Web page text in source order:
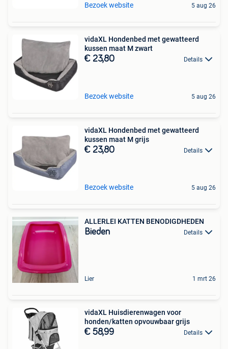
Bezoek website 5 aug 26
vidaXL Hondenbed met gewatteerd
kussen maat M zwart
€ 23,80 Details
Bezoek website 5 aug 26
vidaXL Hondenbed met gewatteerd
kussen maat M grijs
€ 23,80 Details
Bezoek website 5 aug 26
ALLERLEI KATTEN BENODIGDHEDEN
Bieden Details
Lier 1 mrt 26
vidaXL Huisdierenwagen voor
honden/katten opvouwbaar grijs
€ 58,99 Details